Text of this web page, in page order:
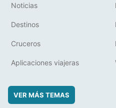
Noticias
Destinos
Cruceros
Aplicaciones viajeras
VER MÁS TEMAS